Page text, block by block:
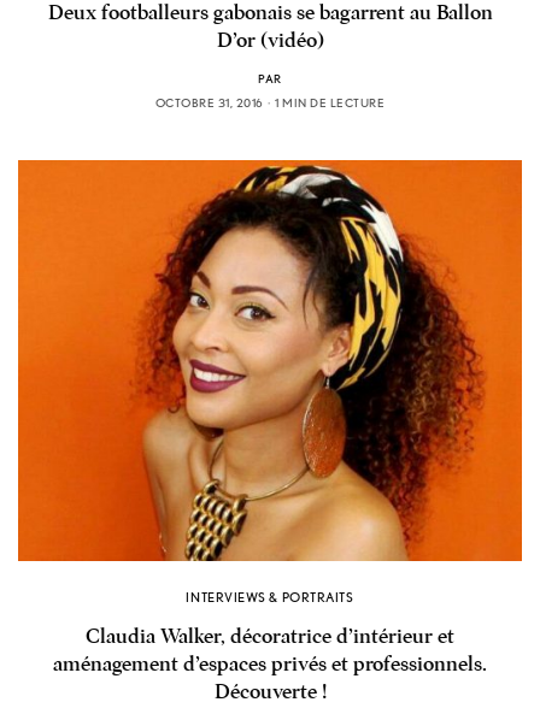
Deux footballeurs gabonais se bagarrent au Ballon
D’or (vidéo)
PAR
OCTOBRE 31, 2016
1 MIN DE LECTURE
INTERVIEWS & PORTRAITS
Claudia Walker, décoratrice d’intérieur et
aménagement d’espaces privés et professionnels.
Découverte !